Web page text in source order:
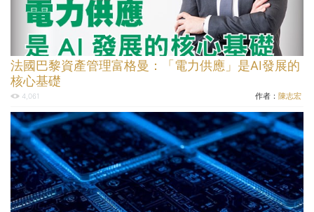
法國巴黎資產管理富格曼：「電力供應」是AI發展的
核心基礎
4,061 作者： 陳志宏